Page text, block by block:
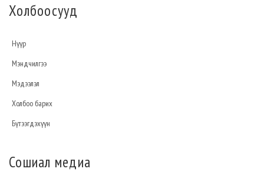
Холбоосууд
Нүүр
Мэндчилгээ
Мэдээлэл
Холбоо барих
Бүтээгдэхүүн
Сошиал медиа